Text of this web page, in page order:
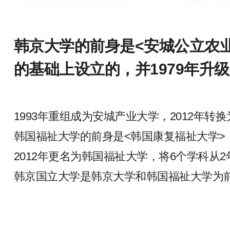
韩京大学的前身是<安城公立农
的基础上设立的，并1979年升
1993年重组成为安城产业大学，2012年转
韩国福祉大学的前身是<韩国康复福祉大学
2012年更名为韩国福祉大学，将6个学科从
韩京国立大学是韩京大学和韩国福祉大学